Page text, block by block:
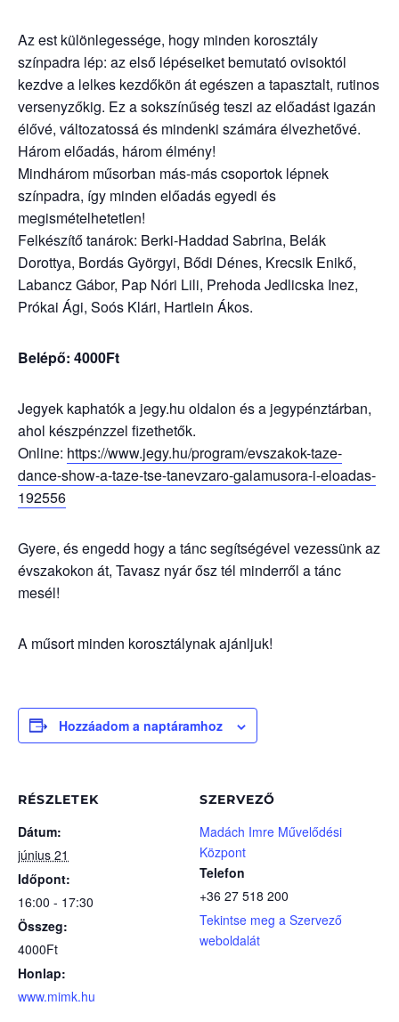
Az est különlegessége, hogy minden korosztály
színpadra lép: az első lépéseiket bemutató ovisoktól
kezdve a lelkes kezdőkön át egészen a tapasztalt, rutinos
versenyzőkig. Ez a sokszínűség teszi az előadást igazán
élővé, változatossá és mindenki számára élvezhetővé.
Három előadás, három élmény!
Mindhárom műsorban más-más csoportok lépnek
színpadra, így minden előadás egyedi és
megismételhetetlen!
Felkészítő tanárok: Berki-Haddad Sabrina, Belák
Dorottya, Bordás Györgyi, Bődi Dénes, Krecsik Enikő,
Labancz Gábor, Pap Nóri Lili, Prehoda Jedlicska Inez,
Prókai Ági, Soós Klári, Hartlein Ákos.
Belépő: 4000Ft
Jegyek kaphatók a jegy.hu oldalon és a jegypénztárban,
ahol készpénzzel fizethetők.
Online: https://www.jegy.hu/program/evszakok-taze-
dance-show-a-taze-tse-tanevzaro-galamusora-i-eloadas-
192556
Gyere, és engedd hogy a tánc segítségével vezessünk az
évszakokon át, Tavasz nyár ősz tél minderről a tánc
mesél!
A műsort minden korosztálynak ajánljuk!
Hozzáadom a naptáramhoz
RÉSZLETEK
Dátum:
június 21
Időpont:
16:00 - 17:30
Összeg:
4000Ft
Honlap:
www.mimk.hu
SZERVEZŐ
Madách Imre Művelődési
Központ
Telefon
+36 27 518 200
Tekintse meg a Szervező
weboldalát